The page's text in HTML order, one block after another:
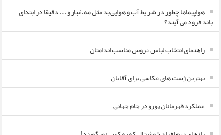
هواپیماها چطور در شرایط آب و هوایی بد مثل مه،غبار و …. دقیقا در ابتدای
باند فرود می آیند؟
راهنمای انتخاب لباس عروس مناسب اندامتان
بهترین ژست های عکاسی برای آقایان
عملکرد قهرمانان یورو در جام جهانی